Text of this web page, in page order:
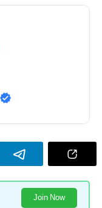
Join Now